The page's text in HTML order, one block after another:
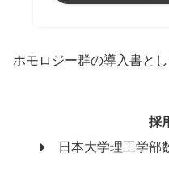
ホモロジー群の導入書と
採
日本大学理工学部